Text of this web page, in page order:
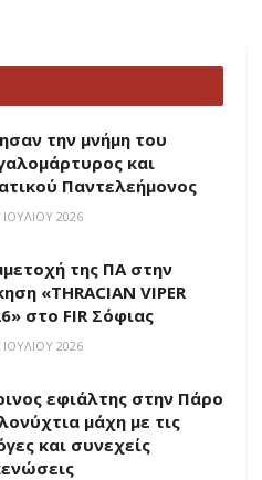
την μνήμη του
και
Παντελεήμονος
ΙΟΥΛΊΟΥ 2026
της ΠΑ στην
«THRACIAN VIPER
στο FIR Σόφιας
ΙΟΥΛΊΟΥ 2026
εφιάλτης στην Πάρο
μάχη με τις
και συνεχείς